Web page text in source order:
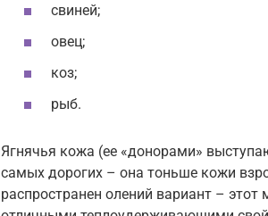
свиней;
овец;
коз;
рыб.
Ягнячья кожа (ее «донорами»
самых дорогих – она тоньше кожи
распространен олений вариант –